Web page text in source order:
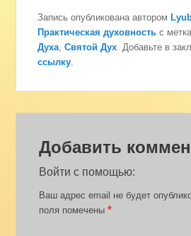
Запись опубликована автором
Практическая духовность с
Духа,Святой Дух. Добавьте в
ссылку.
Добавить
Войти с помощью:
Ваш адрес email не будет
поля помечены*